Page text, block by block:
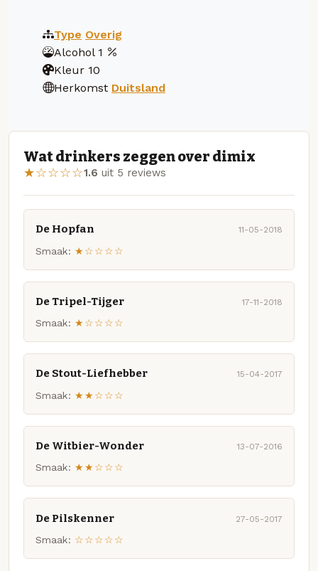
Type Overig
Alcohol 1
Kleur 10
Herkomst Duitsland
Wat drinkers zeggen over dimix
★☆☆☆☆1.6 uit 5 reviews
De Hopfan 11-05-2018
Smaak: ★☆☆☆☆
De Tripel-Tijger 17-11-2018
Smaak: ★☆☆☆☆
De Stout-Liefhebber 15-04-2017
Smaak: ★★☆☆☆
De Witbier-Wonder 13-07-2016
Smaak: ★★☆☆☆
De Pilskenner 27-05-2017
Smaak: ☆☆☆☆☆